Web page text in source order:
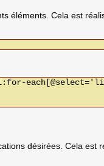
éléments. Cela est
désirées. Cela est